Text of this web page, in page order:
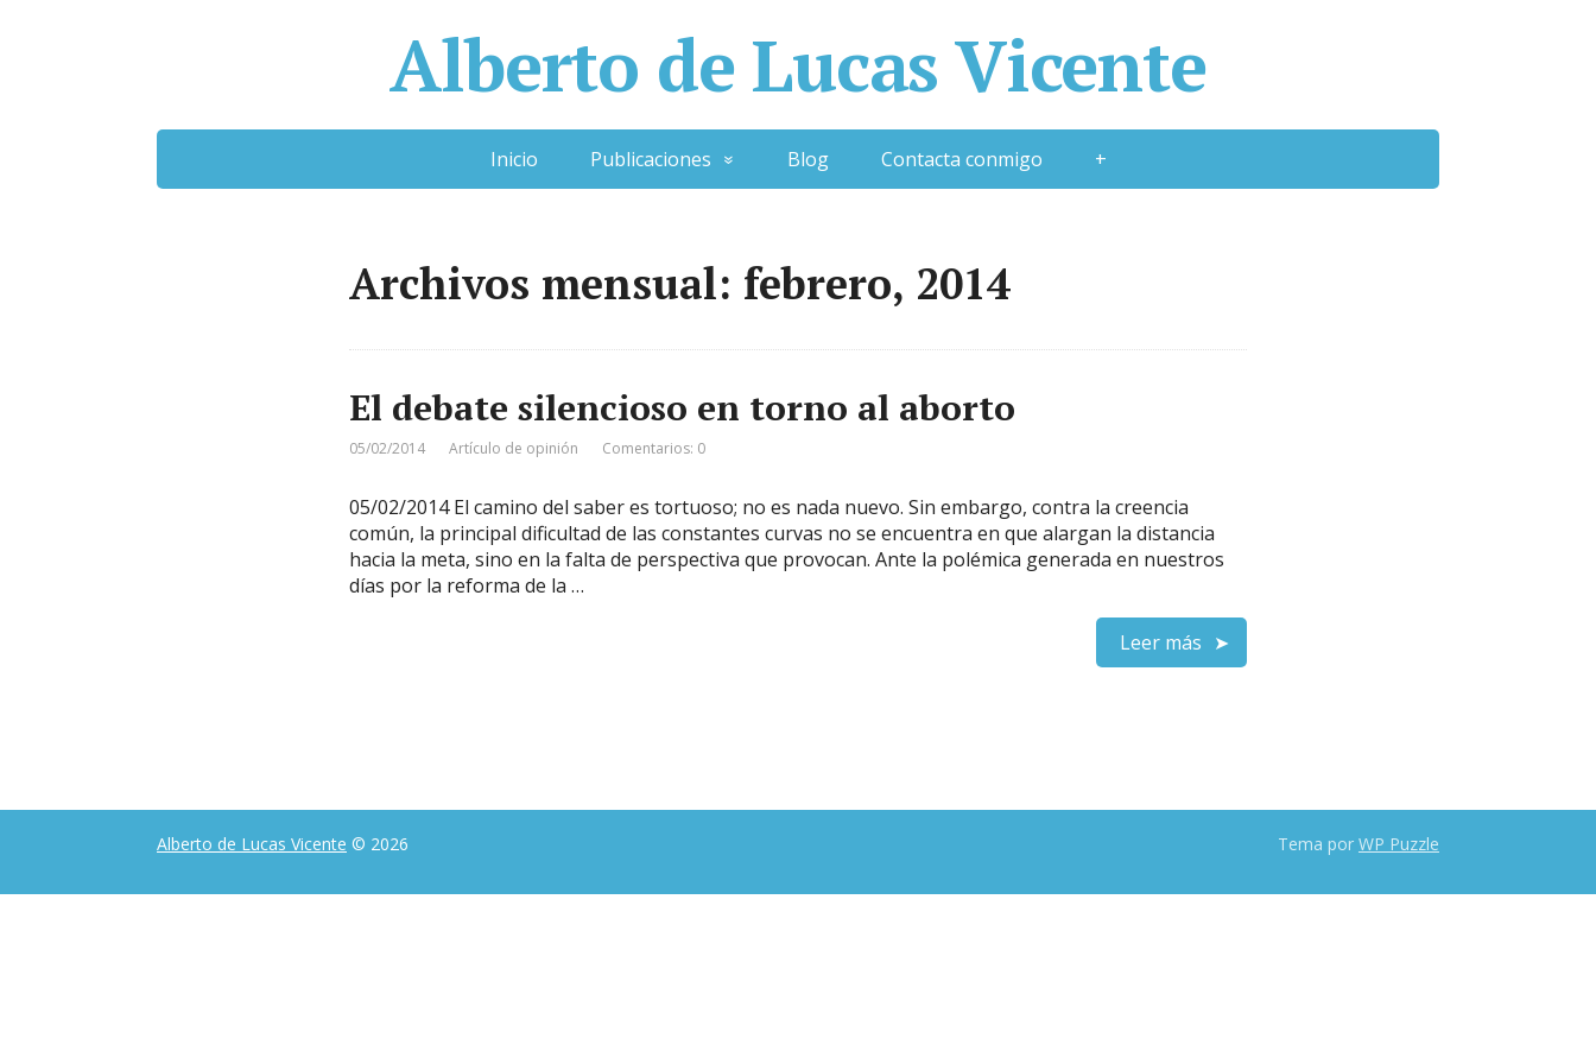
Alberto de Lucas Vicente
Inicio Publicaciones Blog Contacta conmigo +
Archivos mensual: febrero, 2014
El debate silencioso en torno al aborto
05/02/2014 Artículo de opinión Comentarios: 0
05/02/2014 El camino del saber es tortuoso; no es nada nuevo. Sin embargo, contra la creencia
común, la principal dificultad de las constantes curvas no se encuentra en que alargan la distancia
hacia la meta, sino en la falta de perspectiva que provocan. Ante la polémica generada en nuestros
días por la reforma de la …
Leer más
Alberto de Lucas Vicente © 2026 Tema por WP Puzzle